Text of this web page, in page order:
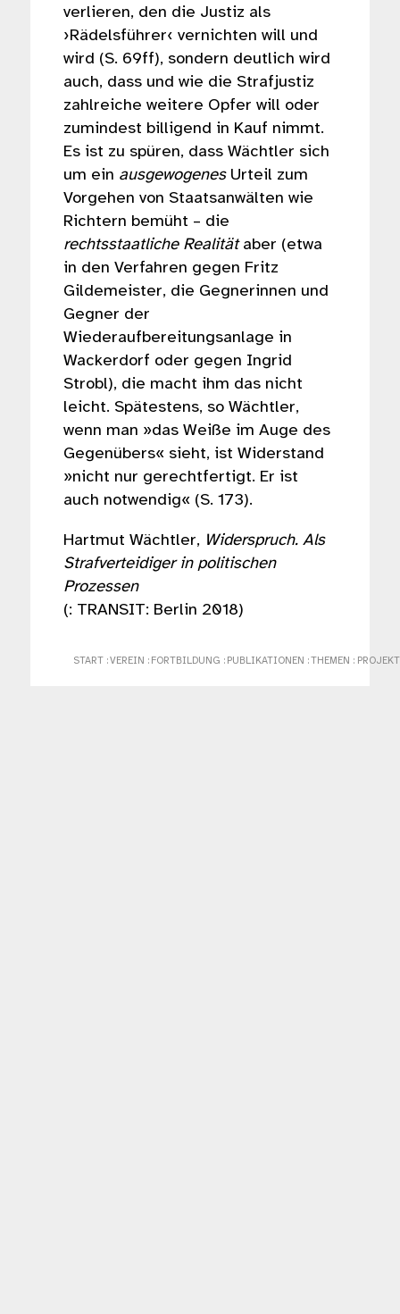
verlieren, den die Justiz als
›Rädelsführer‹ vernichten will und
wird (S. 69ff), sondern deutlich wird
auch, dass und wie die Strafjustiz
zahlreiche weitere Opfer will oder
zumindest billigend in Kauf nimmt.
Es ist zu spüren, dass Wächtler sich
um ein ausgewogenes Urteil zum
Vorgehen von Staatsanwälten wie
Richtern bemüht – die
rechtsstaatliche Realität aber (etwa
in den Verfahren gegen Fritz
Gildemeister, die Gegnerinnen und
Gegner der
Wiederaufbereitungsanlage in
Wackerdorf oder gegen Ingrid
Strobl), die macht ihm das nicht
leicht. Spätestens, so Wächtler,
wenn man »das Weiße im Auge des
Gegenübers« sieht, ist Widerstand
»nicht nur gerechtfertigt. Er ist
auch notwendig« (S. 173).
Hartmut Wächtler, Widerspruch. Als
Strafverteidiger in politischen
Prozessen
(: TRANSIT: Berlin 2018)
START: VEREIN : FORTBILDUNG : PUBLIKATIONEN : THEMEN :